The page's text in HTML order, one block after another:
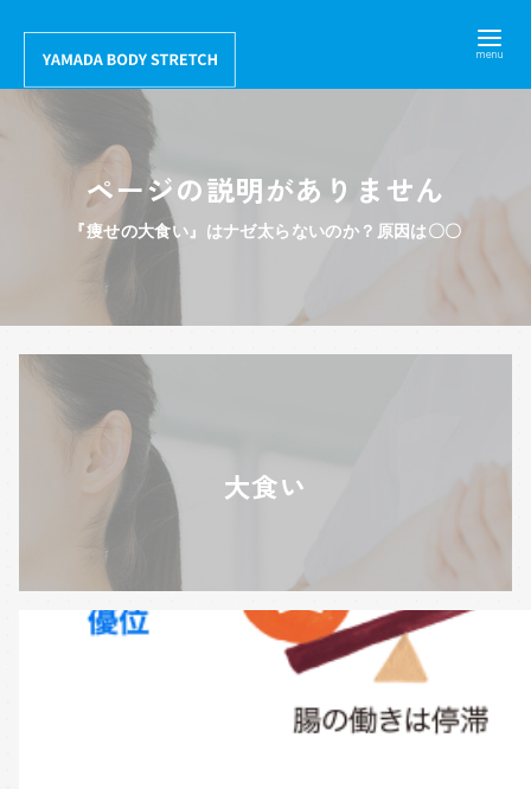
テ
ページの説明がありません
『痩せの大食い』はナゼ太らないのか？原因は〇〇
大食い